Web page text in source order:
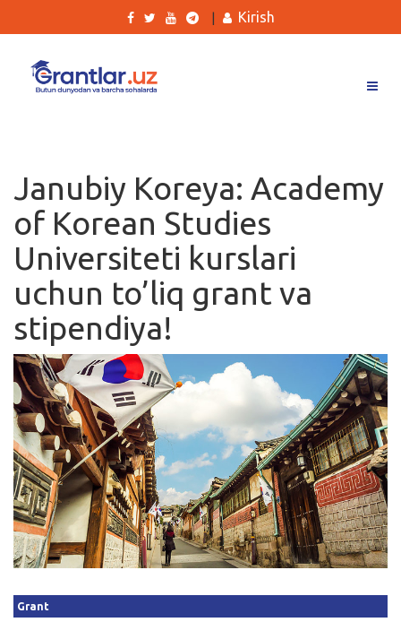
Ishlar
Kurslar
Blog
Yana
Qidirish
Kirish
Kirish
Janubiy Koreya: Academy
of Korean Studies
Universiteti kurslari
uchun to’liq grant va
stipendiya!
Grant